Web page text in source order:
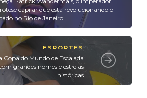
capilar que está revolucionando o
no Rio de Janeiro
ESPORTES
Copa do Mundo de Escalada
grandes nomes e estreias
históricas